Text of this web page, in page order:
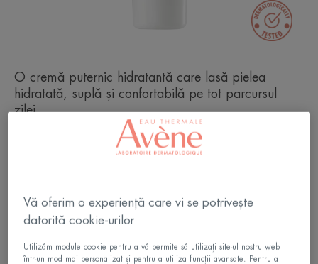
O cremă puternic hidratantă care lasă pielea
hidratată, suplă și confortabilă pe tot parcursul
zilei.
Cremă hidratantă timp de 24 de ore
Vă oferim o experiență care vi se potrivește
datorită cookie-urilor
Utilizăm module cookie pentru a vă permite să utilizați site-ul nostru web
într-un mod mai personalizat și pentru a utiliza funcții avansate. Pentru a